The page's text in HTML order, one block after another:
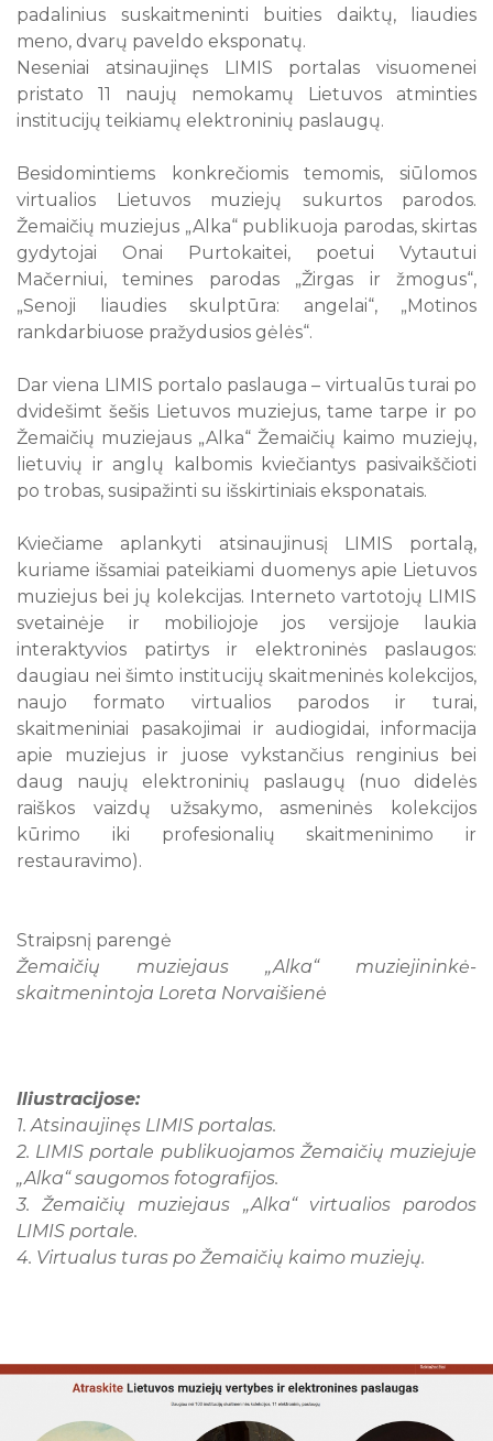
padalinius suskaitmeninti buities daiktų, liaudies
meno, dvarų paveldo eksponatų.
Neseniai atsinaujinęs LIMIS portalas visuomenei
pristato 11 naujų nemokamų Lietuvos atminties
institucijų teikiamų elektroninių paslaugų.
Besidomintiems konkrečiomis temomis, siūlomos
virtualios Lietuvos muziejų sukurtos parodos.
Žemaičių muziejus „Alka“ publikuoja parodas, skirtas
gydytojai Onai Purtokaitei, poetui Vytautui
Mačerniui, temines parodas „Žirgas ir žmogus“,
„Senoji liaudies skulptūra: angelai“, „Motinos
rankdarbiuose pražydusios gėlės“.
Dar viena LIMIS portalo paslauga – virtualūs turai po
dvidešimt šešis Lietuvos muziejus, tame tarpe ir po
Žemaičių muziejaus „Alka“ Žemaičių kaimo muziejų,
lietuvių ir anglų kalbomis kviečiantys pasivaikščioti
po trobas, susipažinti su išskirtiniais eksponatais.
Kviečiame aplankyti atsinaujinusį LIMIS portalą,
kuriame išsamiai pateikiami duomenys apie Lietuvos
muziejus bei jų kolekcijas. Interneto vartotojų LIMIS
svetainėje ir mobiliojoje jos versijoje laukia
interaktyvios patirtys ir elektroninės paslaugos:
daugiau nei šimto institucijų skaitmeninės kolekcijos,
naujo formato virtualios parodos ir turai,
skaitmeniniai pasakojimai ir audiogidai, informacija
apie muziejus ir juose vykstančius renginius bei
daug naujų elektroninių paslaugų (nuo didelės
raiškos vaizdų užsakymo, asmeninės kolekcijos
kūrimo iki profesionalių skaitmeninimo ir
restauravimo).
Straipsnį parengė
Žemaičių muziejaus „Alka“ muziejininkė-
skaitmenintoja Loreta Norvaišienė
Iliustracijose:
1. Atsinaujinęs LIMIS portalas.
2. LIMIS portale publikuojamos Žemaičių muziejuje
„Alka“ saugomos fotografijos.
3. Žemaičių muziejaus „Alka“ virtualios parodos
LIMIS portale.
4. Virtualus turas po Žemaičių kaimo muziejų.